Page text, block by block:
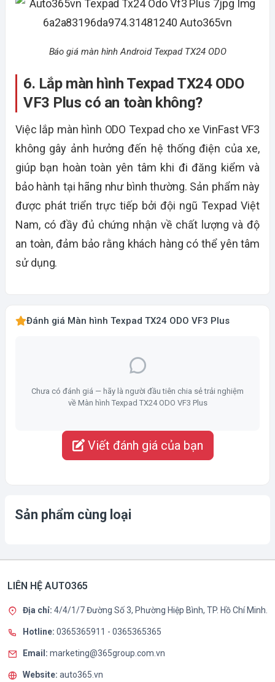
Báo giá màn hình Android Texpad TX24 ODO
6. Lắp màn hình Texpad TX24 ODO
VF3 Plus có an toàn không?
Việc lắp màn hình ODO Texpad cho xe VinFast VF3
không gây ảnh hưởng đến hệ thống điện của xe,
giúp bạn hoàn toàn yên tâm khi đi đăng kiểm và
bảo hành tại hãng như bình thường. Sản phẩm này
được phát triển trực tiếp bởi đội ngũ Texpad Việt
Nam, có đầy đủ chứng nhận về chất lượng và độ
an toàn, đảm bảo rằng khách hàng có thể yên tâm
sử dụng.
Đánh giá Màn hình Texpad TX24 ODO VF3 Plus
Chưa có đánh giá — hãy là người đầu tiên chia sẻ trải nghiệm
về Màn hình Texpad TX24 ODO VF3 Plus
Viết đánh giá của bạn
Sản phẩm cùng loại
LIÊN HỆ AUTO365
Địa chỉ: 4/4/1/7 Đường Số 3, Phường Hiệp Bình, TP. Hồ Chí Minh.
Hotline: 0365365911 - 0365365365
Email: marketing@365group.com.vn
Website: auto365.vn